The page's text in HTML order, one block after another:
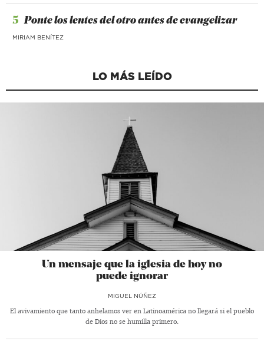
5 Ponte los lentes del otro antes de evangelizar
MIRIAM BENÍTEZ
LO MÁS LEÍDO
Un mensaje que la iglesia de hoy no
puede ignorar
MIGUEL NÚÑEZ
El avivamiento que tanto anhelamos ver en Latinoamérica no llegará si el pueblo
de Dios no se humilla primero.